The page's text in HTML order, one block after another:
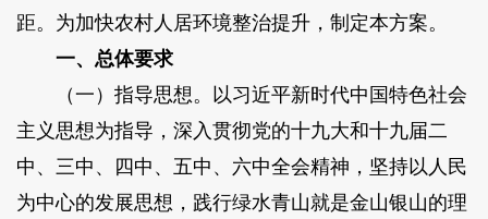
距。为加快农村人居环境整治提升，制定本方案。
一、总体要求
（一）指导思想。以习近平新时代中国特色社会
主义思想为指导，深入贯彻党的十九大和十九届二
中、三中、四中、五中、六中全会精神，坚持以人民
为中心的发展思想，践行绿水青山就是金山银山的理